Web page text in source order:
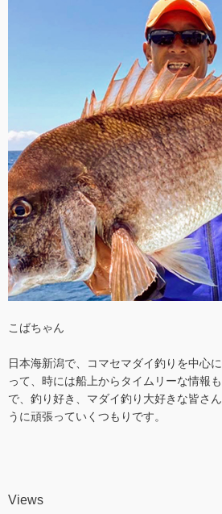
こばちゃん
日本海新潟で、コマセマダイ釣りを中心
って、時には船上からタイムリーな情報
で、釣り好き、マダイ釣り大好きな皆さ
うに頑張っていくつもりです。
Views